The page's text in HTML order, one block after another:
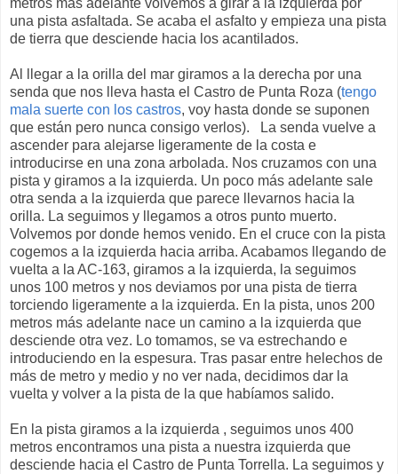
metros más adelante volvemos a girar a la izquierda por
una pista asfaltada. Se acaba el asfalto y empieza una pista
de tierra que desciende hacia los acantilados.
Al llegar a la orilla del mar giramos a la derecha por una
senda que nos lleva hasta el Castro de Punta Roza (tengo
mala suerte con los castros, voy hasta donde se suponen
que están pero nunca consigo verlos). La senda vuelve a
ascender para alejarse ligeramente de la costa e
introducirse en una zona arbolada. Nos cruzamos con una
pista y giramos a la izquierda. Un poco más adelante sale
otra senda a la izquierda que parece llevarnos hacia la
orilla. La seguimos y llegamos a otros punto muerto.
Volvemos por donde hemos venido. En el cruce con la pista
cogemos a la izquierda hacia arriba. Acabamos llegando de
vuelta a la AC-163, giramos a la izquierda, la seguimos
unos 100 metros y nos deviamos por una pista de tierra
torciendo ligeramente a la izquierda. En la pista, unos 200
metros más adelante nace un camino a la izquierda que
desciende otra vez. Lo tomamos, se va estrechando e
introduciendo en la espesura. Tras pasar entre helechos de
más de metro y medio y no ver nada, decidimos dar la
vuelta y volver a la pista de la que habíamos salido.
En la pista giramos a la izquierda , seguimos unos 400
metros encontramos una pista a nuestra izquierda que
desciende hacia el Castro de Punta Torrella. La seguimos y